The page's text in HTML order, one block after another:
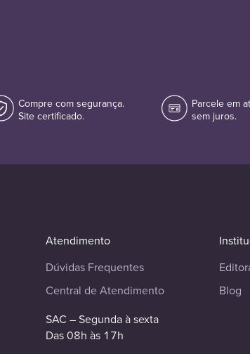
Compre com segurança.
Site certificado.
Parcele em
sem juros.
Atendimento
Dúvidas Frequentes
Central de Atendimento
SAC – Segunda à sexta
Das 08h às 17h
Blog